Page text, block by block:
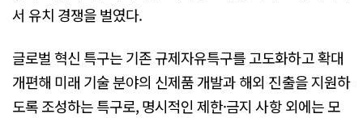
서 유치 경쟁을 벌였다.
글로벌 혁신 특구는 기존 규제자유특구를 고도화하고 확대
개편해 미래 기술 분야의 신제품 개발과 해외 진출을 지원하
도록 조성하는 특구로, 명시적인 제한·금지 사항 외에는 모